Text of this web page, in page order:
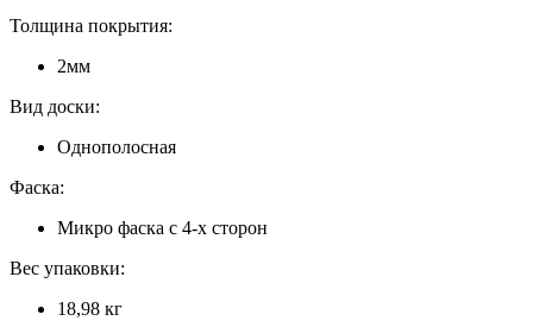
Толщина покрытия:
2мм
Вид доски:
Однополосная
Фаска:
Микро фаска с 4-х сторон
Вес упаковки:
18,98 кг